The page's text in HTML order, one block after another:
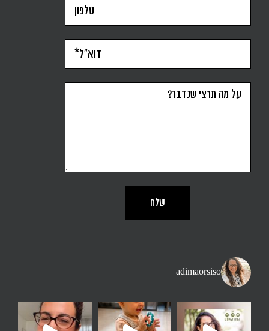
adimaorsiso
יותר זמן בחוץ מאשר
זו משפט שאני שומעת הרבה - אני רוצה